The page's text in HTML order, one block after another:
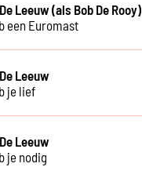
Leeuw (als Bob De Rooy)
een Euromast
Leeuw
je lief
Leeuw
je nodig